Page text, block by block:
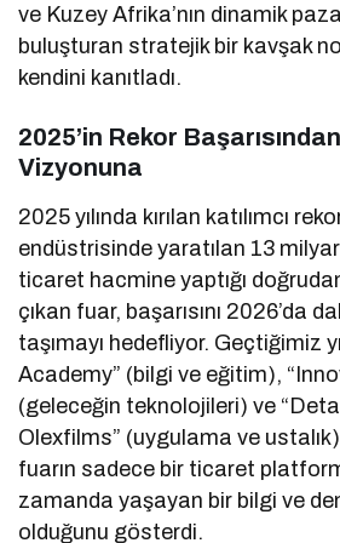
ve Kuzey Afrika’nın dinamik
buluşturan stratejik bir kavşak
kendini kanıtladı.
2025’in Rekor Başarısından
Vizyonuna
2025 yılında kırılan katılımcı
endüstrisinde yaratılan 13
ticaret hacmine yaptığı
çıkan fuar, başarısını 2026’da
taşımayı hedefliyor. Geçtiğimiz
Academy” (bilgi ve eğitim),
(geleceğin teknolojileri) ve
Olexfilms” (uygulama ve
fuarın sadece bir ticaret
zamanda yaşayan bir bilgi ve
olduğunu gösterdi.